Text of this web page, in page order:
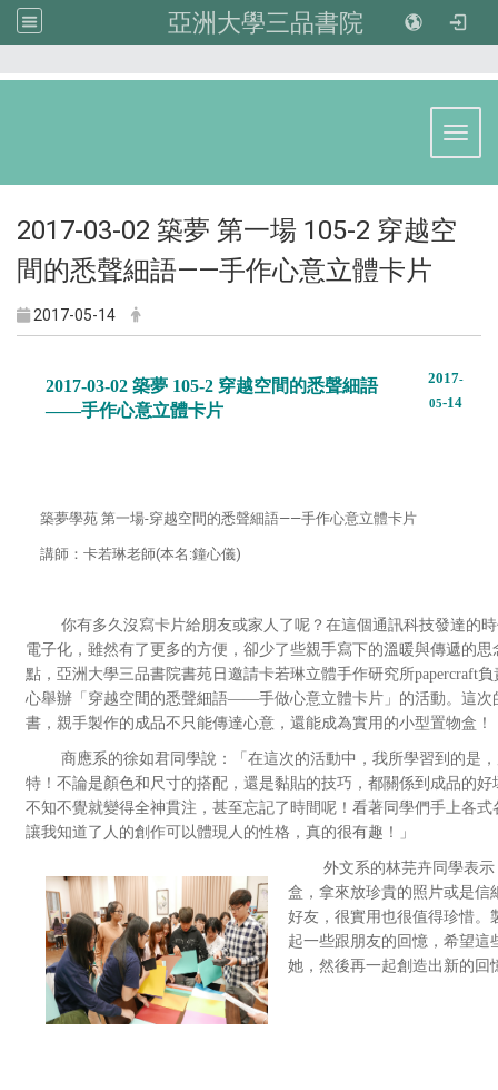
亞洲大學三品書院
2017-03-02 築夢 第一場 105-2 穿越空
間的悉聲細語——手作心意立體卡片
2017-05-14
2017-03-02 築夢 105-2 穿越空間的悉聲細語
——手作心意立體卡片
2017-
05-14
築夢學苑 第一場-穿越空間的悉聲細語——手作心意立體卡片
講師 ：卡若琳老師(本名:鐘心儀)
你有多久沒寫卡片給朋友或家人了呢？在這個通訊科技發達的
電子化，雖然有了更多的方便，卻少了些親手寫下的溫暖與傳遞的思
點，亞洲大學三品書院書苑日邀請卡若琳立體手作研究所papercraft
心舉辦「穿越空間的悉聲細語——手做心意立體卡片」的活動。這次
書，親手製作的成品不只能傳達心意，還能成為實用的小型置物盒！
商應系的徐如君同學說：「在這次的活動中，我所學習到的是
特！不論是顏色和尺寸的搭配，還是黏貼的技巧，都關係到成品的
不知不覺就變得全神貫注，甚至忘記了時間呢！看著同學們手上各
讓我知道了人的創作可以體現人的性格，真的很有趣！」
外文系的林芫卉同學表
盒，拿來放珍貴的照片或是信
好友，很實用也很值得珍惜。
起一些跟朋友的回憶，希望
她，然後再一起創造出新的回